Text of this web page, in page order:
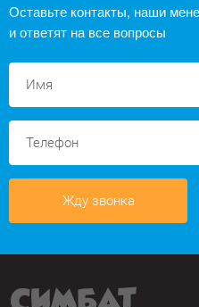
Оставьте контакты, наши
и ответят на все вопросы
Жду звонка